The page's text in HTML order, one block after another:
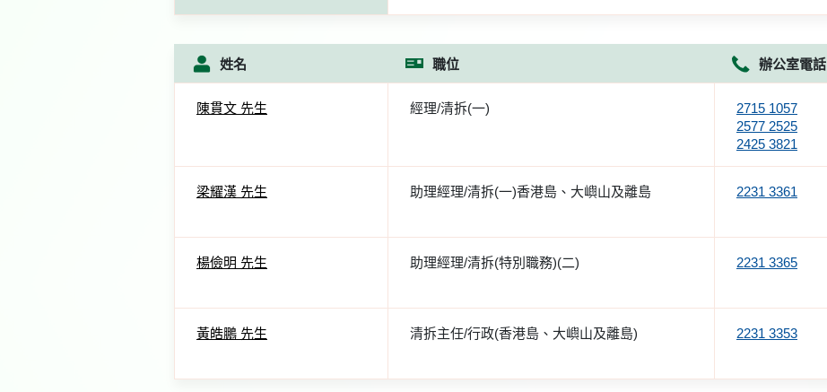
姓名 職位 辦公室電話
陳貫文 先生 經理/清拆(一)
2715 1057
2577 2525
2425 3821
梁耀漢 先生 助理經理/清拆(一)香港島、大嶼山及離島 2231 3361
楊儉明 先生 助理經理/清拆(特別職務)(二) 2231 3365
黃皓鵬 先生 清拆主任/行政(香港島、大嶼山及離島) 2231 3353